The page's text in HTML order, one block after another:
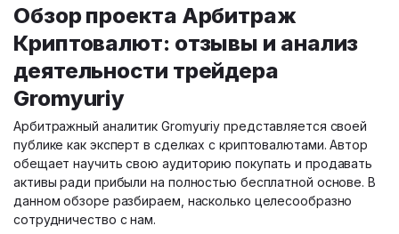
Обзор проекта Арбитраж
Криптовалют: отзывы и анализ
деятельности трейдера
Gromyuriy
Арбитражный аналитик Gromyuriy представляется своей
публике как эксперт в сделках с криптовалютами. Автор
обещает научить свою аудиторию покупать и продавать
активы ради прибыли на полностью бесплатной основе. В
данном обзоре разбираем, насколько целесообразно
сотрудничество с нам.